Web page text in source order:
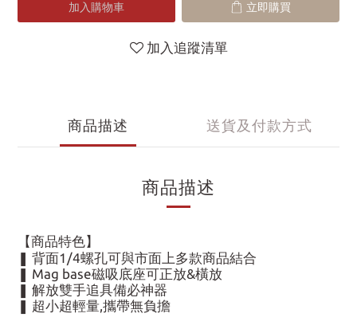
加入購物車 立即購買
加入追蹤清單
商品描述 送貨及付款方式
商品描述
【商品特色】
❚ 背面1/4螺孔可與市面上多款商品結合
❚ Mag base磁吸底座可正放&橫放
❚ 解放雙手追具備必神器
❚ 超小超輕量,攜帶無負擔